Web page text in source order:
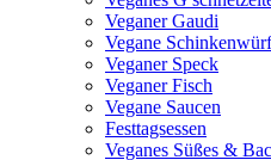
Veganer Gaudi
Vegane
Veganer Speck
Veganer Fisch
Vegane Saucen
Festtagsessen
Veganes Süßes &